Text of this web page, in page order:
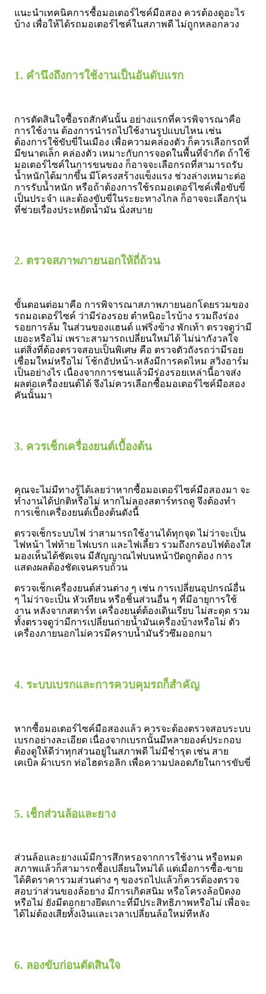
แนะนำเทคนิคการซื้อมอเตอร์ไซค์มือสอง ควรต้องดูอะไร
บ้าง เพื่อให้ได้รถมอเตอร์ไซค์ในสภาพดี ไม่ถูกหลอกลวง
1. คำนึงถึงการใช้งานเป็นอันดับแรก
การตัดสินใจซื้อรถสักคันนั้น อย่างแรกที่ควรพิจารณาคือ
การใช้งาน ต้องการนำรถไปใช้งานรูปแบบไหน เช่น
ต้องการใช้ขับขี่ในเมือง เพื่อความคล่องตัว ก็ควรเลือกรถที่
มีขนาดเล็ก คล่องตัว เหมาะกับการจอดในพื้นที่จำกัด ถ้าใช้
มอเตอร์ไซค์ในการขนของ ก็อาจจะเลือกรถที่สามารถรับ
น้ำหนักได้มากขึ้น มีโครงสร้างแข็งแรง ช่วงล่างเหมาะต่อ
การรับน้ำหนัก หรือถ้าต้องการใช้รถมอเตอร์ไซค์เพื่อขับขี่
เป็นประจำ และต้องขับขี่ในระยะทางไกล ก็อาจจะเลือกรุ่น
ที่ช่วยเรื่องประหยัดน้ำมัน นั่งสบาย
2. ตรวจสภาพภายนอกให้ถี่ถ้วน
ขั้นตอนต่อมาคือ การพิจารณาสภาพภายนอกโดยรวมของ
รถมอเตอร์ไซค์ ว่ามีร่องรอย ตำหนิอะไรบ้าง รวมถึงร่อง
รอยการล้ม ในส่วนของแฮนด์ แฟริ่งข้าง พักเท้า ตรวจดูว่ามี
เยอะหรือไม่ เพราะสามารถเปลี่ยนใหม่ได้ ไม่น่ากังวลใจ
แต่สิ่งที่ต้องตรวจสอบเป็นพิเศษ คือ ตรวจตัวถังรถว่ามีรอย
เชื่อมใหม่หรือไม่ โช้กอัปหน้า-หลังมีการคดไหม สวิงอาร์ม
เป็นอย่างไร เนื่องจากการชนแล้วมีร่องรอยเหล่านี้อาจส่ง
ผลต่อเครื่องยนต์ได้ จึงไม่ควรเลือกซื้อมอเตอร์ไซค์มือสอง
คันนั้นมา
3. ควรเช็กเครื่องยนต์เบื้องต้น
คุณจะไม่มีทางรู้ได้เลยว่าหากซื้อมอเตอร์ไซค์มือสองมา จะ
ทำงานได้ปกติหรือไม่ หากไม่ลองสตาร์ทรถดู จึงต้องทำ
การเช็กเครื่องยนต์เบื้องต้นดังนี้
ตรวจเช็กระบบไฟ ว่าสามารถใช้งานได้ทุกจุด ไม่ว่าจะเป็น
ไฟหน้า ไฟท้าย ไฟเบรก และไฟเลี้ยว รวมถึงกรอบไฟต้องใส
มองเห็นได้ชัดเจน มีสัญญาณไฟบนหน้าปัดถูกต้อง การ
แสดงผลต้องชัดเจนครบถ้วน
ตรวจเช็กเครื่องยนต์ส่วนต่าง ๆ เช่น การเปลี่ยนอุปกรณ์อื่น
ๆ ไม่ว่าจะเป็น หัวเทียน หรือชิ้นส่วนอื่น ๆ ที่มีอายุการใช้
งาน หลังจากสตาร์ท เครื่องยนต์ต้องเดินเรียบ ไม่สะดุด รวม
ทั้งตรวจดูว่ามีการเปลี่ยนถ่ายน้ำมันเครื่องบ้างหรือไม่ ตัว
เครื่องภายนอกไม่ควรมีคราบน้ำมันรั่วซึมออกมา
4. ระบบเบรกและการควบคุมรถก็สำคัญ
หากซื้อมอเตอร์ไซค์มือสองแล้ว ควรจะต้องตรวจสอบระบบ
เบรกอย่างละเอียด เนื่องจากเบรกนั้นมีหลายองค์ประกอบ
ต้องดูให้ดีว่าทุกส่วนอยู่ในสภาพดี ไม่มีชำรุด เช่น สาย
เคเบิล ผ้าเบรก ท่อไฮดรอลิก เพื่อความปลอดภัยในการขับขี่
5. เช็กส่วนล้อและยาง
ส่วนล้อและยางแม้มีการสึกหรอจากการใช้งาน หรือหมด
สภาพแล้วก็สามารถซื้อเปลี่ยนใหม่ได้ แต่เมื่อการซื้อ-ขาย
ได้คิดราคารวมส่วนต่าง ๆ ของรถไปแล้วก็ควรต้องตรวจ
สอบว่าส่วนของล้อยาง มีการเกิดสนิม หรือโครงล้อบิดงอ
หรือไม่ ยังมีดอกยางยึดเกาะที่มีประสิทธิภาพหรือไม่ เพื่อจะ
ได้ไม่ต้องเสียทั้งเงินและเวลาเปลี่ยนล้อใหม่ทีหลัง
6. ลองขับก่อนตัดสินใจ